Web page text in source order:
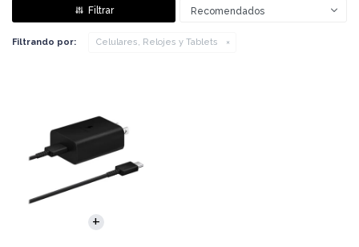
Recomendados
Filtrando por: Celulares, Relojes y Tablets